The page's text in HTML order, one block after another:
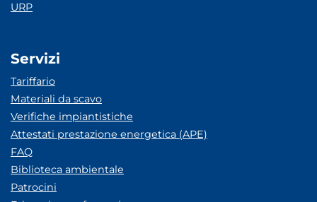
URP
Servizi
Tariffario
Materiali da scavo
Verifiche impiantistiche
Attestati prestazione energetica (APE)
FAQ
Biblioteca ambientale
Patrocini